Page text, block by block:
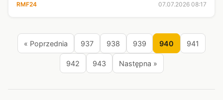
RMF24
07.07.2026 08:17
« Poprzednia 937 938 939 940 941
942 943 Następna »